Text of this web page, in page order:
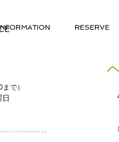
RESERVE
で）